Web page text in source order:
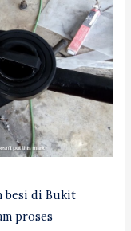
besi di Bukit
proses